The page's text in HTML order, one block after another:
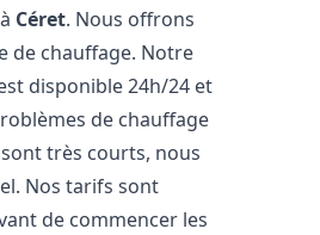
Céret. Nous offrons
de chauffage. Notre
disponible 24h/24 et
de chauffage
très courts, nous
Nos tarifs sont
de commencer les